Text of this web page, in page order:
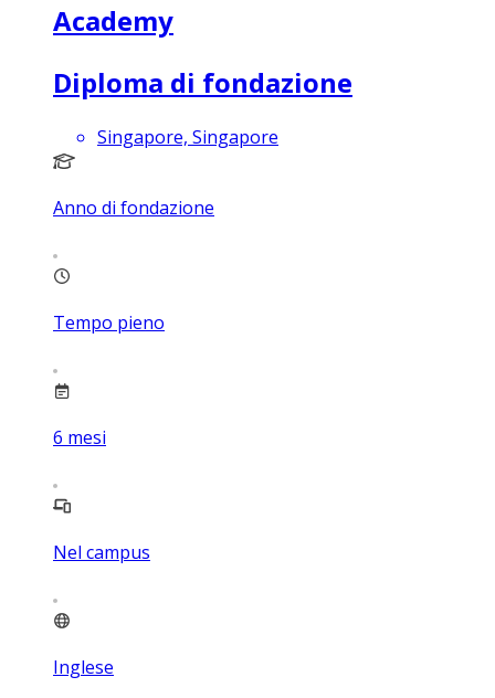
Academy
Diploma di fondazione
Singapore, Singapore
Anno di fondazione
Tempo pieno
6 mesi
Nel campus
Inglese